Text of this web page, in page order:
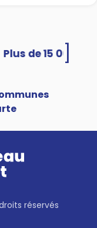
réservés